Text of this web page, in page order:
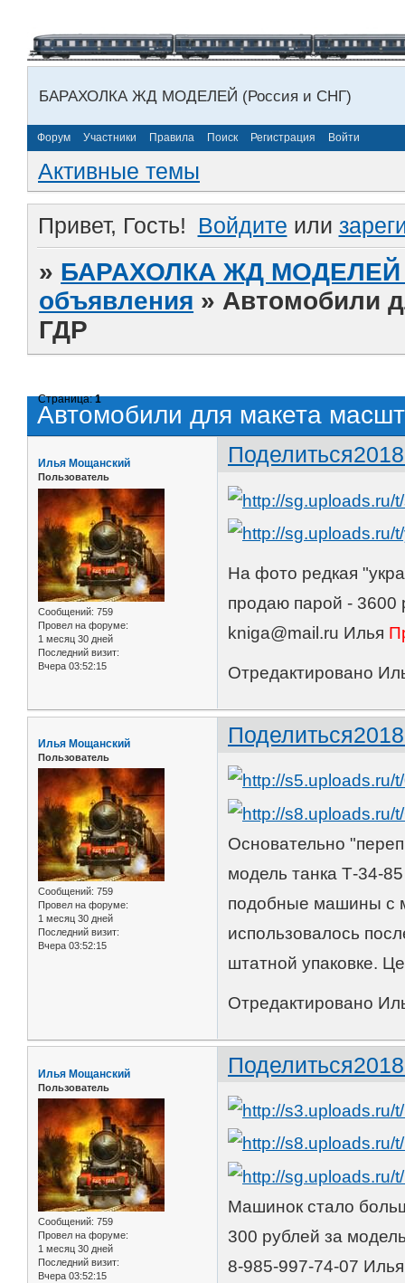
БАРАХОЛКА ЖД МОДЕЛЕЙ (Россия и СНГ)
Форум Участники Правила Поиск Регистрация Войти
Активные темы
Привет, Гость! Войдите или
» БАРАХОЛКА ЖД МОДЕЛЕЙ
объявления » Автомобили
ГДР
Автомобили для макета
Страница:1
Поделиться
Илья Мощанский
Пользователь
Сообщений: 759
Провел на форуме:
1 месяц 30 дней
Последний визит:
Вчера 03:52:15
На фото редкая
продаю парой - 3600
kniga@mail.ru Илья
Отредактировано
Поделиться
Илья Мощанский
Пользователь
Сообщений: 759
Провел на форуме:
1 месяц 30 дней
Последний визит:
Вчера 03:52:15
Основательно
модель танка Т-34-
подобные машины с
использовалось
штатной упаковке.
Отредактировано
Поделиться
Илья Мощанский
Пользователь
Сообщений: 759
Провел на форуме:
1 месяц 30 дней
Последний визит:
Вчера 03:52:15
Машинок стало
300 рублей за
8-985-997-74-07 Илья